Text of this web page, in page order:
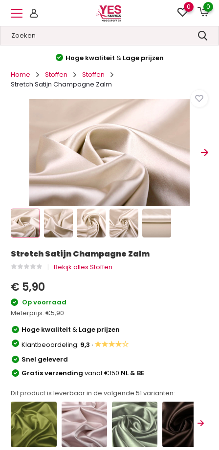
0 0
Hoge kwaliteit & Lage prijzen
Home
Stoffen
Stoffen
Stretch Satijn Champagne Zalm
Stretch Satijn Champagne Zalm
Bekijk alles Stoffen
€ 5,90
Op voorraad
Meterprijs:€5,90
Hoge kwaliteit& Lage prijzen
Klantbeoordeling: 9,3 ·★★★★☆
Snel geleverd
Gratis verzendingvanaf €150 NL & BE
Dit product is leverbaar in de volgende51 varianten: